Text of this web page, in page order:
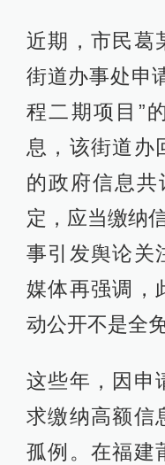
近期，市民葛
街道办事处申
程二期项目”
息，该街道办
的政府信息
定，应当缴纳
事引发舆论关
媒体再强调，
动公开不是全
这些年，因申
求缴纳高额信
孤例。在福建